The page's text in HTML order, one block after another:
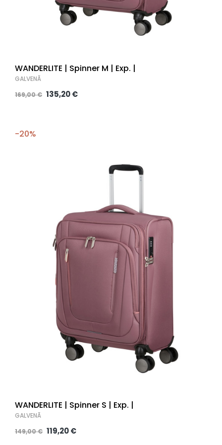
WANDERLITE | Spinner M | Exp. |
GALVENĀ
169,00 € 135,20 €
-20%
WANDERLITE | Spinner S | Exp. |
GALVENĀ
149,00 € 119,20 €